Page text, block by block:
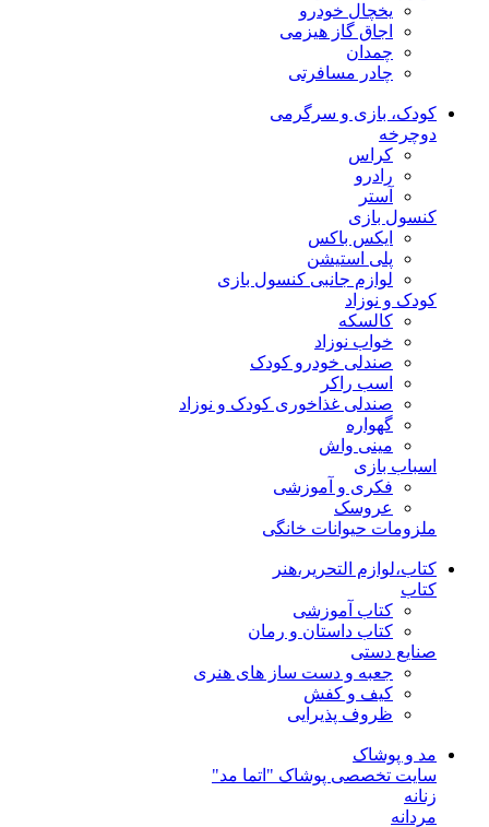
یخچال خودرو
اجاق گاز هیزمی
چمدان
چادر مسافرتی
کودک، بازی و سرگرمی
دوچرخه
کراس
رادرو
آستر
کنسول بازی
ایکس باکس
پلی استیشن
لوازم جانبی کنسول بازی
کودک و نوزاد
کالسکه
خواب نوزاد
صندلی خودرو کودک
اسب راکر
صندلی غذاخوری کودک و نوزاد
گهواره
مینی واش
اسباب بازی
فکری و آموزشی
عروسک
ملزومات حیوانات خانگی
کتاب،لوازم التحریر،هنر
کتاب
کتاب آموزشی
کتاب داستان و رمان
صنایع دستی
جعبه و دست ساز های هنری
کیف و کفش
ظروف پذیرایی
مد و پوشاک
سایت تخصصی پوشاک "اتما مد"
زنانه
مردانه